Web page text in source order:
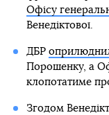
Офісу
Венедіктової.
ДБР
Порошенку, а
клопотатиме
Згодом